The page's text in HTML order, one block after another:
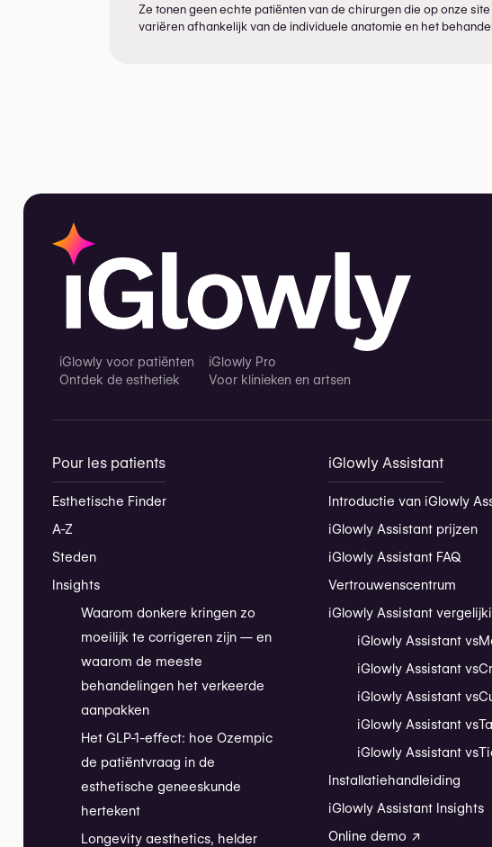
Ze tonen geen echte patiënten van de chirurgen die op onze
variëren afhankelijk van de individuele anatomie en het
iGlowly voor patiënten
Ontdek de esthetiek
iGlowly Pro
Voor klinieken en artsen
Pour les patients
Esthetische Finder
A-Z
Steden
Insights
Waarom donkere kringen zo
moeilijk te corrigeren zijn — en
waarom de meeste
behandelingen het verkeerde
aanpakken
Het GLP-1-effect: hoe Ozempic
de patiëntvraag in de
esthetische geneeskunde
hertekent
Longevity aesthetics, helder
iGlowly Assistant
Introductie van iGlowly
iGlowly Assistant prijzen
iGlowly Assistant FAQ
Vertrouwenscentrum
iGlowly Assistant
iGlowly Assistant vs
iGlowly Assistant vs
iGlowly Assistant vs
iGlowly Assistant vs
iGlowly Assistant vs
Installatiehandleiding
iGlowly Assistant Insights
Online demo ↗